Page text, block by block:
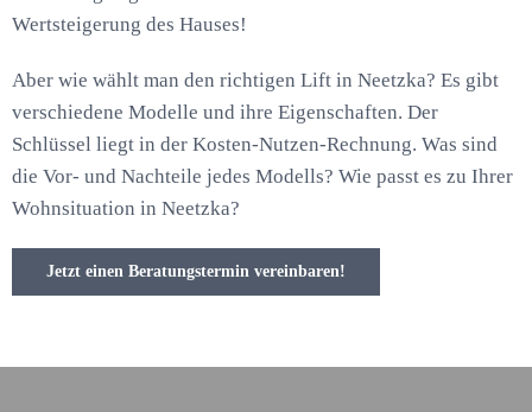
Wertsteigerung des Hauses!
Aber wie wählt man den richtigen Lift in Neetzka? Es gibt
verschiedene Modelle und ihre Eigenschaften. Der
Schlüssel liegt in der Kosten-Nutzen-Rechnung. Was sind
die Vor- und Nachteile jedes Modells? Wie passt es zu Ihrer
Wohnsituation in Neetzka?
Jetzt einen Beratungstermin vereinbaren!